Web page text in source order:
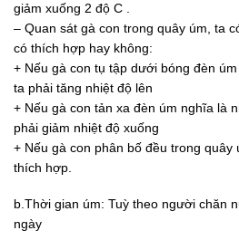
giảm xuống 2 độ C .
– Quan sát gà con trong quây úm, ta
có thích hợp hay không:
+ Nếu gà con tụ tập dưới bóng đèn
ta phải tăng nhiệt độ lên
+ Nếu gà con tản xa đèn úm nghĩa là
phải giảm nhiệt độ xuống
+ Nếu gà con phân bố đều trong quây
thích hợp.
b.Thời gian úm: Tuỳ theo người chăn
ngày